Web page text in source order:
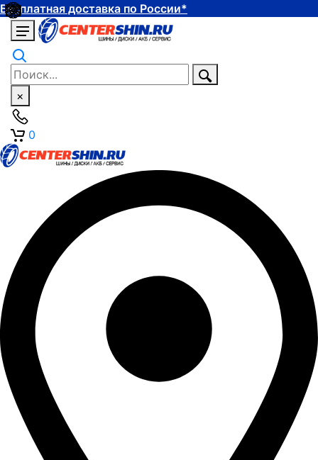
Бесплатная доставка по России*
×
0